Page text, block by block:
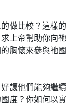
做比較？這樣的
上帝幫助你向祂
胸懷來參與祂國
讓他們能夠繼續
度？你如何以實